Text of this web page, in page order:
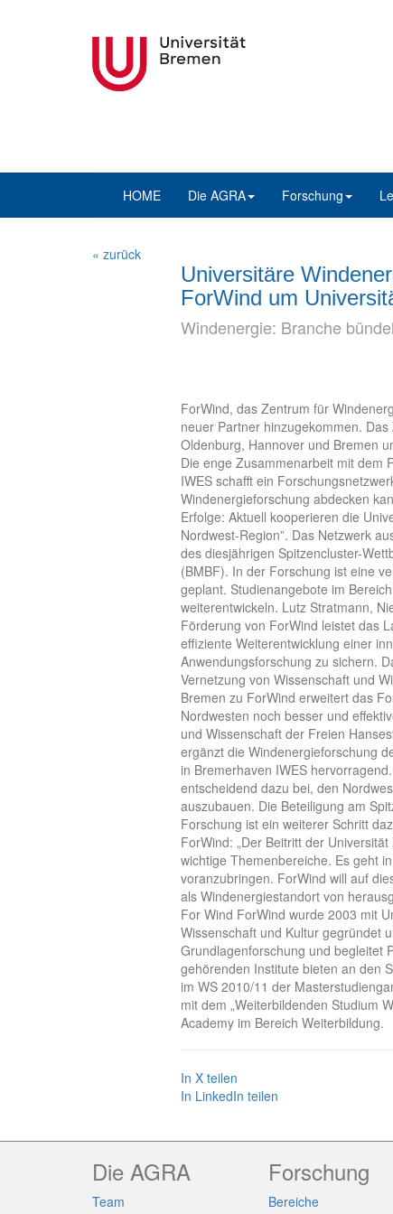
HOME Die AGRA Forschung
« zurück
Universitäre
ForWind um
Windenergie: Branche
ForWind, das Zentrum für
neuer Partner hinzugekommen.
Oldenburg, Hannover und Bremen
Die enge Zusammenarbeit mit dem
IWES schafft ein
Windenergieforschung abdecken
Erfolge: Aktuell kooperieren die
Nordwest-Region”. Das Netzwerk
des diesjährigen Spitzencluster-
(BMBF). In der Forschung ist eine
geplant. Studienangebote im
weiterentwickeln. Lutz Stratmann,
Förderung von ForWind leistet das
effiziente Weiterentwicklung einer
Anwendungsforschung zu sichern.
Vernetzung von Wissenschaft und
Bremen zu ForWind erweitert das
Nordwesten noch besser und
und Wissenschaft der Freien
ergänzt die Windenergieforschung
in Bremerhaven IWES
entscheidend dazu bei, den
auszubauen. Die Beteiligung am
Forschung ist ein weiterer Schritt
ForWind: „Der Beitritt der
wichtige Themenbereiche. Es geht
voranzubringen. ForWind will auf
als Windenergiestandort von
For Wind ForWind wurde 2003 mit
Wissenschaft und Kultur gegründet
Grundlagenforschung und begleitet
gehörenden Institute bieten an den
im WS 2010/11 der
mit dem „Weiterbildenden Studium
Academy im Bereich Weiterbildung.
In X teilen
In LinkedIn teilen
Die AGRA
Team
Forschung
Bereiche